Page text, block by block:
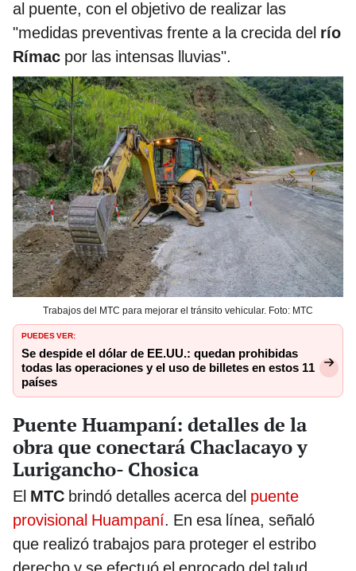
al puente, con el objetivo de realizar las
"medidas preventivas frente a la crecida del río
Rímac por las intensas lluvias".
Trabajos del MTC para mejorar el tránsito vehicular. Foto: MTC
PUEDES VER:
Se despide el dólar de EE.UU.: quedan prohibidas
todas las operaciones y el uso de billetes en estos 11
países
Puente Huampaní: detalles de la
obra que conectará Chaclacayo y
Lurigancho- Chosica
El MTC brindó detalles acerca del puente
provisional Huampaní. En esa línea, señaló
que realizó trabajos para proteger el estribo